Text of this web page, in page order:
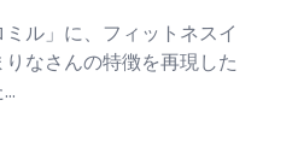
ル」に、フィットネスイ
なさんの特徴を再現した